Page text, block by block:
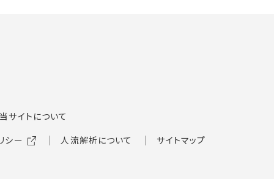
当サイトについて
シー
人流解析について サイトマップ